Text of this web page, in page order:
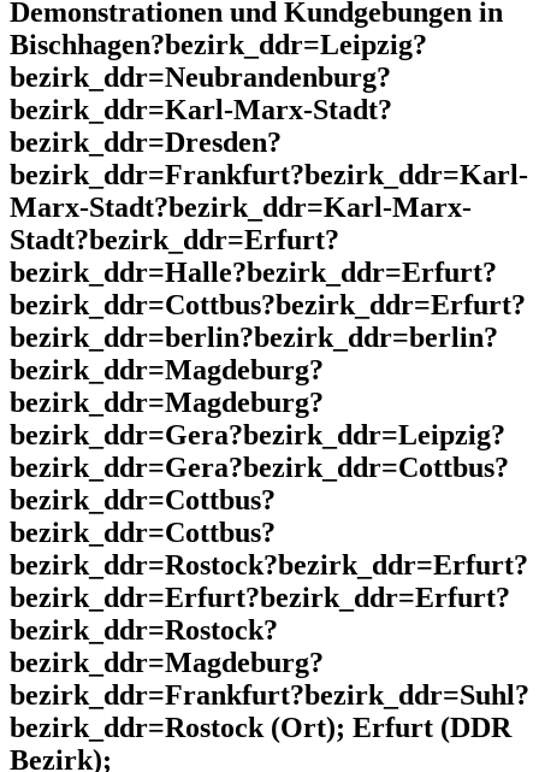
Demonstrationen und Kundgebungen in
Bischhagen?bezirk_ddr=Leipzig?
bezirk_ddr=Neubrandenburg?
bezirk_ddr=Karl-Marx-Stadt?
bezirk_ddr=Dresden?
bezirk_ddr=Frankfurt?bezirk_ddr=Karl-
Marx-Stadt?bezirk_ddr=Karl-Marx-
Stadt?bezirk_ddr=Erfurt?
bezirk_ddr=Halle?bezirk_ddr=Erfurt?
bezirk_ddr=Cottbus?bezirk_ddr=Erfurt?
bezirk_ddr=berlin?bezirk_ddr=berlin?
bezirk_ddr=Magdeburg?
bezirk_ddr=Magdeburg?
bezirk_ddr=Gera?bezirk_ddr=Leipzig?
bezirk_ddr=Gera?bezirk_ddr=Cottbus?
bezirk_ddr=Cottbus?
bezirk_ddr=Cottbus?
bezirk_ddr=Rostock?bezirk_ddr=Erfurt?
bezirk_ddr=Erfurt?bezirk_ddr=Erfurt?
bezirk_ddr=Rostock?
bezirk_ddr=Magdeburg?
bezirk_ddr=Frankfurt?bezirk_ddr=Suhl?
bezirk_ddr=Rostock (Ort); Erfurt (DDR
Bezirk);